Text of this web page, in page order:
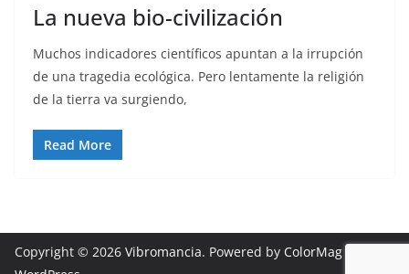
La nueva bio-civilización
Muchos indicadores científicos apuntan a la irrupción
de una tragedia ecológica. Pero lentamente la religión
de la tierra va surgiendo,
Read More
Copyright © 2026 Vibromancia. Powered by ColorMagand